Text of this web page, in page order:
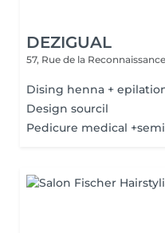
DEZIGUAL
57, Rue de la
Dising henna +
Design sourcil
Pedicure medical